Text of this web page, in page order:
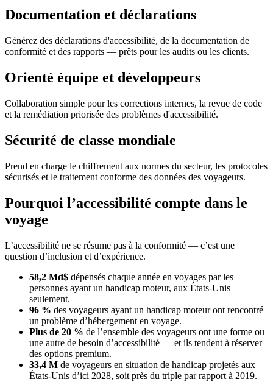
Documentation et déclarations
Générez des déclarations d'accessibilité, de la documentation de
conformité et des rapports — prêts pour les audits ou les clients.
Orienté équipe et développeurs
Collaboration simple pour les corrections internes, la revue de code
et la remédiation priorisée des problèmes d'accessibilité.
Sécurité de classe mondiale
Prend en charge le chiffrement aux normes du secteur, les protocoles
sécurisés et le traitement conforme des données des voyageurs.
Pourquoi l’accessibilité compte dans le
voyage
L’accessibilité ne se résume pas à la conformité — c’est une
question d’inclusion et d’expérience.
58,2 Md$ dépensés chaque année en voyages par les
personnes ayant un handicap moteur, aux États-Unis
seulement.
96 % des voyageurs ayant un handicap moteur ont rencontré
un problème d’hébergement en voyage.
Plus de 20 % de l’ensemble des voyageurs ont une forme ou
une autre de besoin d’accessibilité — et ils tendent à réserver
des options premium.
33,4 M de voyageurs en situation de handicap projetés aux
États-Unis d’ici 2028, soit près du triple par rapport à 2019.